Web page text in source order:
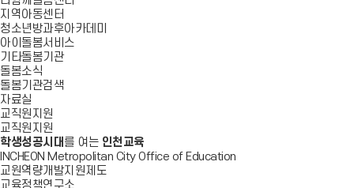
지역아동센터
청소년방과후아카데미
아이돌봄서비스
기타돌봄기관
돌봄소식
돌봄기관검색
자료실
교직원지원
교직원지원
학생성공시대 를 여는 인천교육
INCHEON Metropolitan City Office of Education
교원역량개발지원제도
교육정책연구소